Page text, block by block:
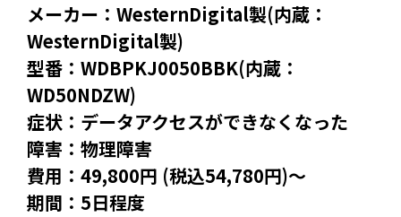
メーカー：WesternDigital製(内蔵：
WesternDigital製)
型番：WDBPKJ0050BBK(内蔵：
WD50NDZW)
症状：データアクセスができなくなった
障害：物理障害
費用：49,800円 (税込54,780円)～
期間：5日程度